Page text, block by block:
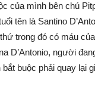
của mình bên chú
tên là Santino
trong đó có máu
D’Antonio, người
buộc phải quay lại